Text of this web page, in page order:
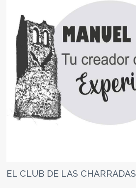
EL CLUB DE LAS CHARRADAS